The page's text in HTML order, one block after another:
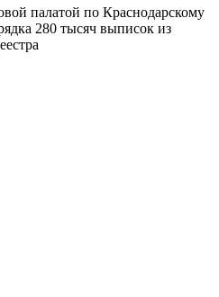
палатой по Краснодарскому
280 тысяч выписок из